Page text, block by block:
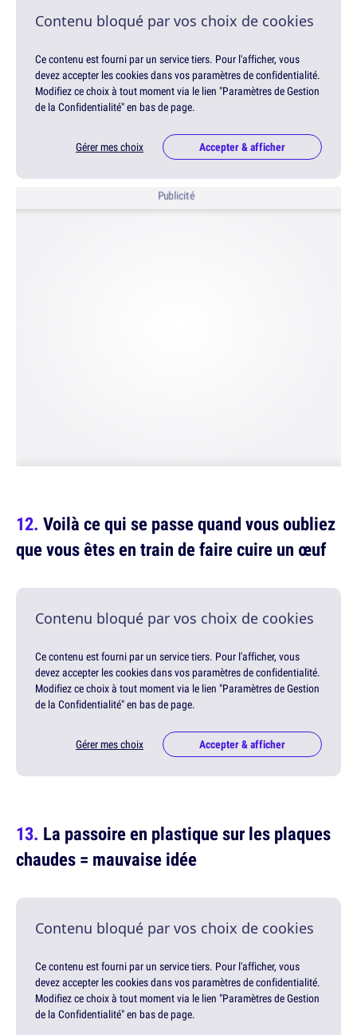
Contenu bloqué par vos choix de cookies
Ce contenu est fourni par un service tiers. Pour l'afficher, vous
devez accepter les cookies dans vos paramètres de confidentialité.
Modifiez ce choix à tout moment via le lien "Paramètres de Gestion
de la Confidentialité" en bas de page.
Gérer mes choix Accepter & afficher
Publicité
Voilà ce qui se passe quand vous oubliez
que vous êtes en train de faire cuire un œuf
Contenu bloqué par vos choix de cookies
Ce contenu est fourni par un service tiers. Pour l'afficher, vous
devez accepter les cookies dans vos paramètres de confidentialité.
Modifiez ce choix à tout moment via le lien "Paramètres de Gestion
de la Confidentialité" en bas de page.
Gérer mes choix Accepter & afficher
La passoire en plastique sur les plaques
chaudes = mauvaise idée
Contenu bloqué par vos choix de cookies
Ce contenu est fourni par un service tiers. Pour l'afficher, vous
devez accepter les cookies dans vos paramètres de confidentialité.
Modifiez ce choix à tout moment via le lien "Paramètres de Gestion
de la Confidentialité" en bas de page.